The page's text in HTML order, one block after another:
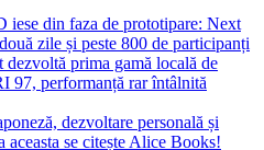
iese din faza de prototipare: Next
zile și peste 800 de participanți
prima gamă locală de
97, performanță rar întâlnită
dezvoltare personală și
aceasta se citește Alice Books!